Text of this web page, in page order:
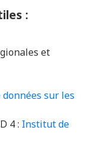
:
et
données sur les
4 : Institut de